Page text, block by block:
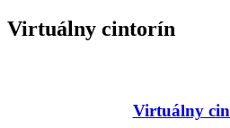
Virtuálny cintorín
Virtuálny